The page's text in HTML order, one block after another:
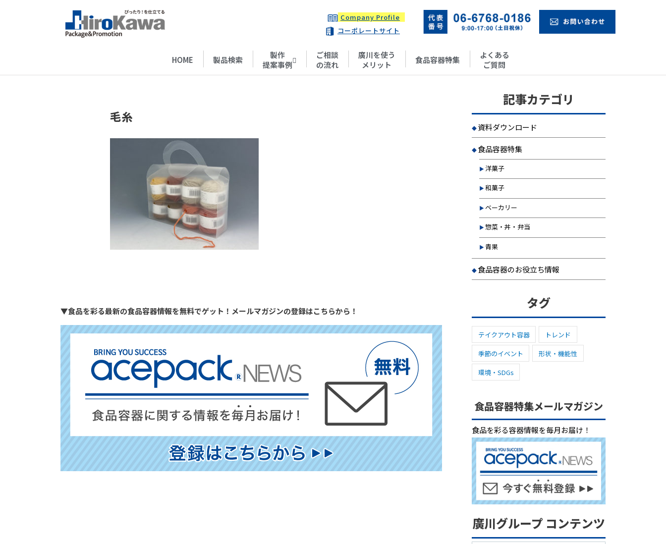
Company Profile
コーポレートサイト
HOME 製品検索
製作
提案事例
ご相談
の流れ
廣川を使う
メリット
食品容器特集
よくある
ご質問
毛糸
▼食品を彩る最新の食品容器情報を無料でゲット！メールマガジンの登録はこちらから！
記事カテゴリ
資料ダウンロード
食品容器特集
洋菓子
和菓子
ベーカリー
惣菜・丼・弁当
青果
食品容器のお役立ち情報
タグ
テイクアウト容器
トレンド
季節のイベント
形状・機能性
環境・SDGs
食品容器特集メールマガジン
食品を彩る容器情報を毎月お届け！
廣川グループ コンテンツ